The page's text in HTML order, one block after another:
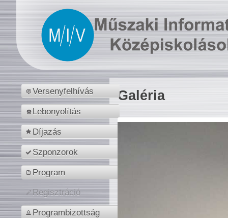
Versenyfelhívás
Lebonyolítás
Díjazás
Szponzorok
Program
Regisztráció
Programbizottság
Galéria